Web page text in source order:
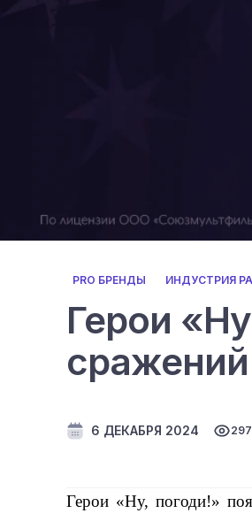
PRO БРЕНДЫ ИНДУСТРИЯ
Герои
6 ДЕКАБРЯ 2024 297
Герои «Ну, погоди!»